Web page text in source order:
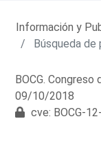
Información y
Búsqueda de
BOCG.
09/10/2018
cve: BOCG-